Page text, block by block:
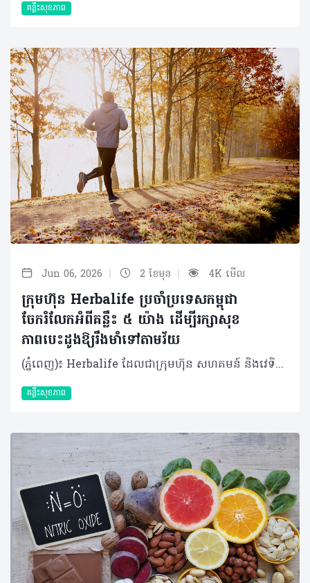
គន្លឹះសុខភាព
Jun 06, 2026 | 2 ខែមុន | 4K មើល
ក្រុមហ៊ុន Herbalife ប្រចាំប្រទេសកម្ពុជា
ចែករំលែកអំពីគន្លឹះ ៥ យ៉ាង ដើម្បីរក្សាសុខ
ភាពបេះដូងឱ្យរឹងមាំទៅតាមវ័យ
(ភ្នំពេញ)៖ Herbalife ដែលជាក្រុមហ៊ុន សហគមន៍ និងវេទិកាភ្ជាប់ទំនាក់ទំនង លំដាប់ថ្នាក់ពិភពលោក ផ្នែកសុខភាព និងសុខុមាលភាពបានចែករំលែកអំពី គន្លឹះ ៥ យ៉ាង ដើម្បីរក្សាសុខភាពបេះដូងឱ្យរឹងមាំទៅតាមវ័យ។ បេះដូងគឺជាសរីរាង្គមួយដែលមានទំហំតូច ប៉ុន្តែមានតួនាទីធំ ដោយវាទទួលខុសត្រូវក្នុងការថែរក្សាអ្នកឱ្យមានជីវិតរស់នៅ និងមានសុខភាពល្អជារៀងរាល់ថ្ងៃ រាល់នាទី និងរាល់វិនាទី។ បេះដូងច្របាច់ និងបញ្ជូនឈាម និងអុកស៊ីសែនទៅកាន់សួត និងរាងកាយរបស់អ្នក ព្រមទាំងកម្ចាត់ឧស្ម័នកាបូនិចចេញពីចរន្តឈាម ដែលមុខងារទាំងនេះគឺជាស្នូលនៃសុខភាពទូទៅរបស់អ្នក។ បេះដូងគឺជាសរីរាង្គដែលងាយរងគ្រោះ ដូចជាជំងឺបេះដូង និងជំងឺដាច់សរសៃឈាមខួរក្បាល ដែលស្ថានភាពទាំងនេះត្រូវបានគេដឹងថាជាឃាតករដ៏ធំបំផុតមួយក្នុងពិភពលោក ដោយបានឆក់យកជីវិតមនុស្សអស់ ១៨.៦ លាននាក់នៅទូទាំងសកលលោកក្នុងមួយឆ្នាំៗ។ អាយុកាន់តែច្រើន ហានិភ័យនៃជំងឺបេះដូងកាន់តែខ្ពស់។ នៅក្នុងប្រទេសអភិវឌ្ឍន៍ • អត្រាអ្នកឈឺបេះដូងកើនឡើងខ្លាំង (លើសពី ១០ ភាគរយ) ចំពោះមនុស្សអាយុចាប់ពី ៧០ ឆ្នាំឡើងទៅ។ ៨០ ភាគរយនៃអ្នកស្លាប់ដោយសារជំងឺបេះដូង គឺជាមនុស្សចាស់ដែលមានអាយុចាប់ពី ៦៥ ឆ្នាំឡើងទៅ។ គន្លឹះស្តីពីសុខភាពបេះដូង និងការឈានចូលវ័យចាស់ដោយមានសុខភាពល្អ នេះគឺជាគន្លឹះល្អៗចំនួន ប្រាំយ៉ាង ដើម្បីឱ្យអ្នកចាប់ផ្តើមដំណើរនេះ សម្រាប់ជីវិតដែលមានសុខភាពល្អប្រសើរជាងមុនទាំងនៅពេលបច្ចុប្បន្ន និងទៅអនាគត។ គន្លឹះទី១៖ ស្វែងយល់ពីហានិភ័យសុខភាពរបស់អ្នក គន្លឹះដំបូងនៃការថែរក្សាសុខភាពបេះដូង គឺការដឹងពីសុខភាពរបស់អ្នកតាមរយៈការទៅជួបគ្រូពេទ្យដើម្បីពិនិត្យសុខភាពឱ្យបានទៀងទាត់។ការពិនិត្យសុខភាពបានជាប់លាប់ជារឿងសំខាន់ខ្លាំងណាស់ ព្រោះសម្ពាធឈាមខ្ពស់ គឺជាកត្តាហានិភ័យចម្បងបំផុតនៃជំងឺសរសៃឈាមបេះដូង ហើយវាត្រូវបានគេចាត់ទុកជា "ឃាតករលាក់មុខ" ដោយសារតែវាមិនបង្ហាញចេញនូវសញ្ញាព្រមាន ឬរោគសញ្ញាអ្វីច្បាស់ៗឡើយ។ហេតុដូច្នេះ ការពិនិត្យសម្ពាធឈាមឱ្យបានទៀងទាត់ គឺជារឿងចាំបាច់បំផុត ព្រោះប្រសិនបើទុកចោលដោយមិនបានពិនិត្យ និងព្យាបាលទាន់ពេលវេលាទេ វានឹងបង្កើនហានិភ័យនៃជំងឺបេះដូង និងជំងឺដាច់សរសៃឈាមខួរក្បាលបាន។ គន្លឹះទី២៖ កាត់បន្ថយទម្លាប់រស់នៅដែលមិនល្អចំពោះសុខភាព ការផ្តាច់បារីជាវិធីដ៏ល្អបំផុតក្នុងការការពារបេះដូង ព្រោះហានិភ័យជំងឺបេះដូងនឹងថយចុះភ្លាមៗបន្ទាប់ពីឈប់ជក់។ ជាទូទៅ ការជក់បារីបំផ្លាញសរសៃឈាមអាកទែឱ្យរួមតូចដោយសារការកកខ្លាញ់ ដែលអាចបង្កជាការឈឺទ្រូងជាសញ្ញាព្រមាន ឬអាចឈានទៅដល់ការគាំងបេះដូង និងដាច់សរសៃឈាមខួរក្បាលដោយមិនដឹងខ្លួន។ ដូច្នេះ អ្នកគួរតែបោះបង់ទម្លាប់មិនល្អក្រវាត់ចោលនូវឧបករណ៍ជក់បារី រួចជំនួសមកវិញនូវផលិតផលជំនួសជាតិនីកូទីន។ ការបោះបង់ចោលទម្លាប់មិនល្អទាំងនេះ នឹងជួយឱ្យរាងកាយទាំងមូលទទួលបានសុខភាពល្អ។ គន្លឹះទី៣៖ រក្សារបបអាហារដែលល្អចំពោះសុខភាពបេះដូង អាហារូបត្ថម្ភដែលល្មមសមរម្យនៃកាឡូរីដែលអ្នកគួរទទួលទាន គួរមានកាបូអ៊ីដ្រាត ៤០ ភាគរយ ប្រូតេអ៊ីន ៣០ ភាគរយ និងខ្លាញ់ល្អ ៣០ ភាគរយ ព្រមទាំងជាតិសរសៃ ២៥ ក្រាម និងទឹកប្រាំបីកែវក្នុងមួយថ្ងៃ។ លើសពីនេះ ការញ៉ាំបន្លែ ផ្លែឈើ និងគ្រាប់ធញ្ញជាតិ នឹងជួយផ្តល់វីតាមីន និងជាតិរ៉ែល្អៗជាច្រើន។ អាហារសម្បូរអូមេហ្គា-៣ ដូចជាត្រីមានជាតិខ្លាញ់ និងគ្រាប់ពូជផ្សេងៗ អាចជួយកាត់បន្ថយហានិភ័យជំងឺបេះដូងផងដែរ។ ត្រីក៏ជាអាហារជំនួសសាច់គោដ៏ល្អដើម្បីចៀសវាងខ្លាញ់ឆ្អែតខ្ពស់ ហើយជាតិអូមេហ្គា-៣ដែលមានក្នុងត្រីក៏ជួយបញ្ចុះកម្រិតកូឡេស្តេរ៉ុល និងទ្រីគ្លីសេរីត ដើម្បីទ្រទ្រង់ប្រព័ន្ធសរសៃឈាមបេះដូងទៀតផង។ គន្លឹះទី៤៖ ធ្វើឱ្យបេះដូងរបស់អ្នកលោតញាប់ ការធ្វើលំហាត់ប្រាណ និងសកម្មភាពរាងកាយទៀងទាត់ផ្តល់ផលប្រយោជន៍ជាច្រើនដោយវាជួយឱ្យសរសៃឈាមសម្រាក និងពង្រីកខ្លួន ធ្វើឱ្យឈាមហូរទៅចិញ្ចឹមបេះដូងបានល្អ។ សកម្មភាពនេះរំញោចការផលិតសារធាតុនីទ្រីកអុកស៊ីតដើម្បីការពារប្រព័ន្ធសរសៃឈាមបេះដូង។ អ្នកគួរតែធ្វើលំហាត់ប្រាណកម្រិតមធ្យមយ៉ាងហោចណាស់ ៣០ នាទីក្នុងមួយថ្ងៃ ហើយបើគ្មានពេលគ្រប់គ្រាន់ទេ អ្នកអាចជំនួសដោយការដើរខ្លីៗមុនពេលធ្វើការ ដូចជាការចតឡានម៉ូតូឱ្យឆ្ងាយពីការិយាល័យ ឬការឈរធ្វើការខ្លះដើម្បីចៀសវាងការអង្គុយយូរៗពេញមួយថ្ងៃ។ គន្លឹះទី៥៖ កាត់បន្ថយកម្រិតស្ត្រេសរបស់អ្នក ទោះបីជាគ្មានការផ្សារភ្ជាប់ផ្ទាល់រវាងភាពស្ត្រេសខ្ពស់ និងជំងឺបេះដូង ប៉ុន្តែស្ត្រេសអាចបង្កហានិភ័យដោយប្រយោល ដូចជាធ្វើឱ្យឡើងសម្ពាធឈាម ធ្វើឱ្យអ្នកញ៉ាំច្រើនហួសប្រមាណ ខ្ជិលមិនធ្វើលំហាត់ប្រាណ ឬធ្វើឱ្យអ្នកជក់បារី។ ស្ត្រេសរ៉ាំរ៉ៃក៏ជម្រុញអរម៉ូនអង់ដ្រេណាលីន និងខទីសូលឱ្យកើនឡើង ដែលនាំឱ្យប្រឈមនឹងការគាំងបេះដូងផងដែរ។ ហេតុនេះ អ្នកគួរតែចំណាយពេលសម្រាក និងធ្វើអ្វីដែលសប្បាយចិត្ត ព្រោះមនុស្សដែលអាចគ្រប់គ្រងស្ត្រេសឱ្យនៅកម្រិតទាបបាន តែងមានទំនោរចង់ហាត់ប្រាណ និងមានចំណង់ញ៉ាំអាហារដែលមានសុខភាពល្អ។ ការអនុវត្តរបៀបរស់នៅសកម្ម និងមានសុខភាពល្អចាប់ពីពេលនេះតទៅ គឺជារឿងចាំបាច់បំផុតដើម្បីការពារជំងឺបេះដូង និងរក្សាបេះដូងឱ្យរឹងមាំទៅថ្ងៃអនាគត។ អំពីក្រុមហ៊ុន Herbalife ក្រុមហ៊ុន Herbalife (NYSE: HLF) គឺជាក្រុមហ៊ុនសុខភាព និងសុខុមាលភាពឈានមុខគេ និងជាសហគមន៍ដែលកំពុងផ្លាស់ប្តូរជីវិតរបស់មនុស្សជាមួយនឹងផលិតផលអាហារូបត្ថម្ភដ៏អស្ចារ្យ និងជាឱកាសអាជីវកម្មសម្រាប់សមាជិកឯករាជ្យ​របស់ខ្លួនចាប់តាំងពីឆ្នាំ 1980។ ក្រុមហ៊ុនផ្តល់ជូននូវផលិតផលដែលគាំទ្រដោយវិទ្យាសាស្រ្តដល់អ្នកប្រើប្រាស់នៅក្នុងទីផ្សារជាង 90។ តាមរយៈសមាជិកឯករាជ្យដែលផ្តល់ជូននូវការបណ្តុះបណ្តាលមួយទល់មួយ និងផ្តល់ការគាំទ្រសហគមន៍ដោយបំផុសគំនិតឱ្យអតិថិជនប្រកាន់ខ្ជាប់នូវរបៀបរស់នៅដែលមានភាពសកម្ម។
គន្លឹះសុខភាព